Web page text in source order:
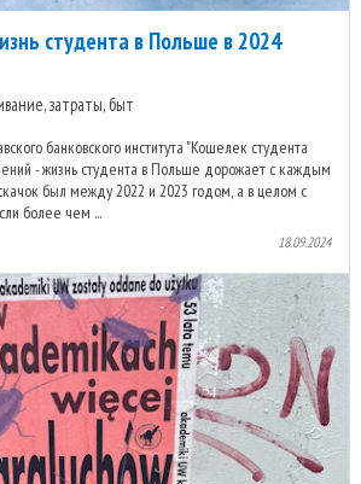
студента в Польше в 2024
затраты, быт
банковского института "Кошелек студента
- жизнь студента в Польше дорожает с каждым
был между 2022 и 2023 годом, а в целом с
более чем ...
18.09.2024